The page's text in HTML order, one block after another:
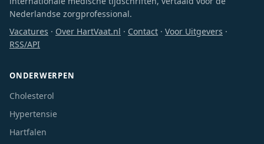
Nederlandse zorgprofessional.
Vacatures · Over HartVaat.nl · Contact · Voor Uitgevers ·
RSS/API
ONDERWERPEN
Cholesterol
Hypertensie
Hartfalen